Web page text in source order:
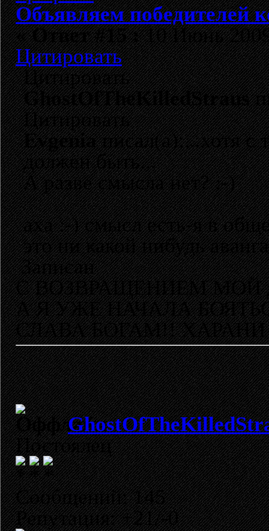
Объявляем победителей
«Ответ #15 :10 Июнь
Цитировать
Цитировать
GhostOfTheKilledStraus
Цитировать
Evgeniaписал(а):...хотя с
должен быть...
А разве смысла нет? :-)
аха :-) смысл есть-я в
это ни какой нибудь
Записан
С ВОЗВРАЩЕНИЕМ МОЙ
А Я УЖЕ НАЧАЛА
СЛАВА БОГАМ!!
Постоялец
Сообщений: 145
Репутация: +21/-0